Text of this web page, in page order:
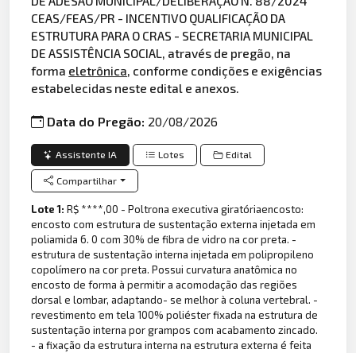
CEAS/FEAS/PR - INCENTIVO QUALIFICAÇÃO DA
ESTRUTURA PARA O CRAS - SECRETARIA MUNICIPAL
DE ASSISTÊNCIA SOCIAL, através de pregão, na
forma eletrônica, conforme condições e exigências
estabelecidas neste edital e anexos.
Data do Pregão: 20/08/2026
Assistente IA Lotes Edital
Compartilhar
Lote 1:R$ ****,00 - Poltrona executiva giratóriaencosto:
encosto com estrutura de sustentação externa injetada em
poliamida 6. 0 com 30% de fibra de vidro na cor preta. -
estrutura de sustentação interna injetada em polipropileno
copolímero na cor preta. Possui curvatura anatômica no
encosto de forma à permitir a acomodação das regiões
dorsal e lombar, adaptando- se melhor à coluna vertebral. -
revestimento em tela 100% poliéster fixada na estrutura de
sustentação interna por grampos com acabamento zincado.
- a fixação da estrutura interna na estrutura externa é feita